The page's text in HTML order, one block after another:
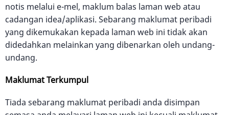
notis melalui e-mel, maklum balas laman web atau
cadangan idea/aplikasi. Sebarang maklumat peribadi
yang dikemukakan kepada laman web ini tidak akan
didedahkan melainkan yang dibenarkan oleh undang-
undang.
Maklumat Terkumpul
Tiada sebarang maklumat peribadi anda disimpan